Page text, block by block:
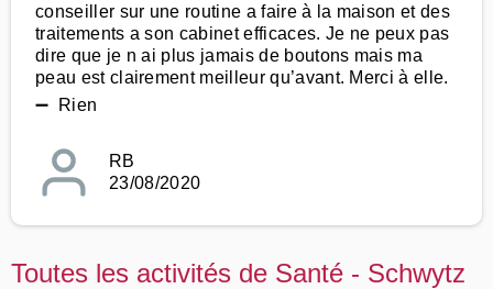
conseiller sur une routine a faire à la maison et des
traitements a son cabinet efficaces. Je ne peux pas
dire que je n ai plus jamais de boutons mais ma
peau est clairement meilleur qu’avant. Merci à elle.
➖ Rien
RB
23/08/2020
Toutes les activités de Santé - Schwytz